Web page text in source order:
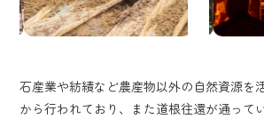
石産業や紡績など農産物以外の自然資源を
から行われており、また道根往還が通って